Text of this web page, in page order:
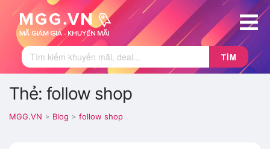
TÌM
Thẻ: follow shop
MGG.VN > Blog > follow shop